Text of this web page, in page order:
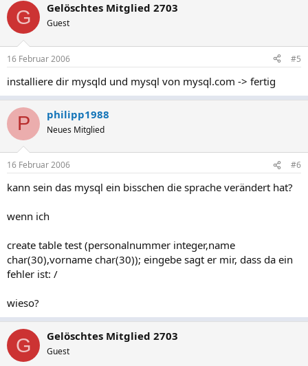
G Gelöschtes Mitglied 2703
Guest
16 Februar 2006 #5
installiere dir mysqld und mysql von mysql.com -> fertig
P philipp1988
Neues Mitglied
16 Februar 2006 #6
kann sein das mysql ein bisschen die sprache verändert hat?
wenn ich
create table test (personalnummer integer,name
char(30),vorname char(30)); eingebe sagt er mir, dass da ein
fehler ist: /
wieso?
G Gelöschtes Mitglied 2703
Guest